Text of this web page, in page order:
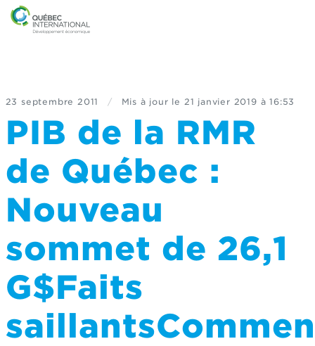
23 septembre 2011 / Mis à jour le 21 janvier 2019 à 16:53
PIB de la RMR
de Québec :
Nouveau
sommet de 26,1
G$Faits